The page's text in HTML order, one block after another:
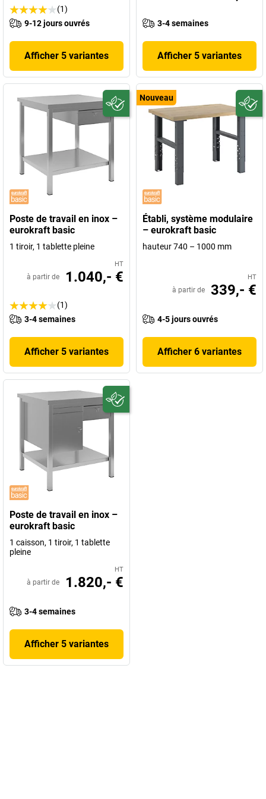
(1)
9-12 jours ouvrés
Afficher 5 variantes
3-4 semaines
Afficher 5 variantes
Poste de travail en inox –
eurokraft basic
1 tiroir, 1 tablette pleine
HT
à partir de 1.040,- €
(1)
3-4 semaines
Afficher 5 variantes
Nouveau
Établi, système modulaire
– eurokraft basic
hauteur 740 – 1000 mm
HT
à partir de 339,- €
4-5 jours ouvrés
Afficher 6 variantes
Poste de travail en inox –
eurokraft basic
1 caisson, 1 tiroir, 1 tablette
pleine
HT
à partir de 1.820,- €
3-4 semaines
Afficher 5 variantes